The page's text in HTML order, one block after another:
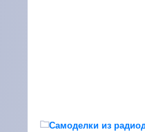
Самоделки из